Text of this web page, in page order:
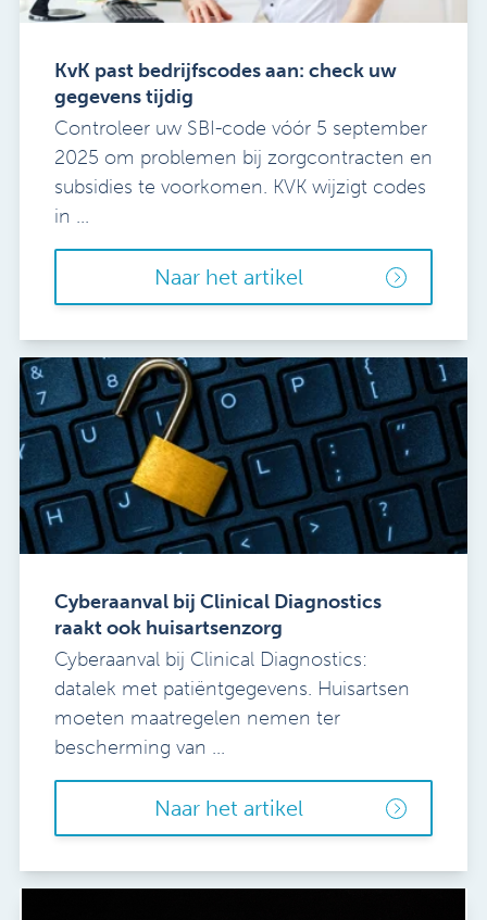
KvK past bedrijfscodes aan: check uw
gegevens tijdig
Controleer uw SBI-code vóór 5 september
2025 om problemen bij zorgcontracten en
subsidies te voorkomen. KVK wijzigt codes
in ...
Naar het artikel
Cyberaanval bij Clinical Diagnostics
raakt ook huisartsenzorg
Cyberaanval bij Clinical Diagnostics:
datalek met patiëntgegevens. Huisartsen
moeten maatregelen nemen ter
bescherming van ...
Naar het artikel